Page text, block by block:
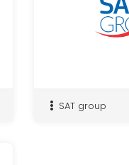
SAT group